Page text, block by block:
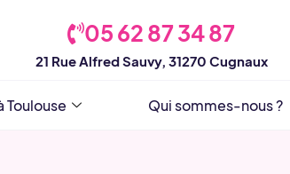
05 62 87 34 87
21 Rue Alfred Sauvy, 31270 Cugnaux
Toulouse Qui sommes-nous ?